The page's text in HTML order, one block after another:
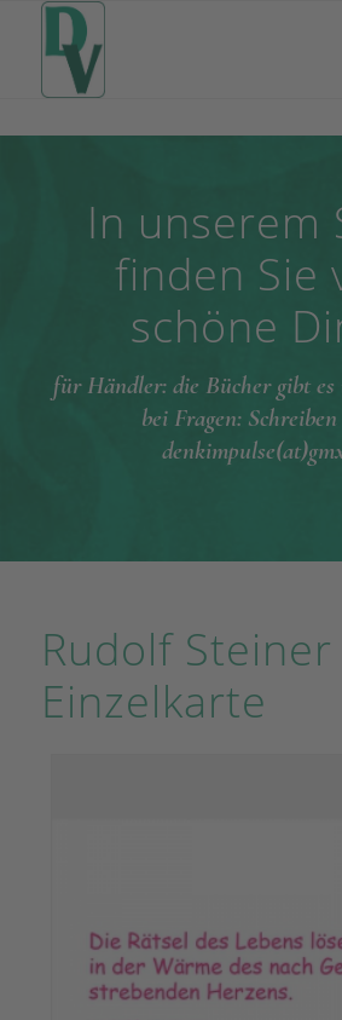
In unserem
finden Sie
schöne
für Händler: die Bücher gibt
bei Fragen:
Rudolf Steiner
Einzelkarte